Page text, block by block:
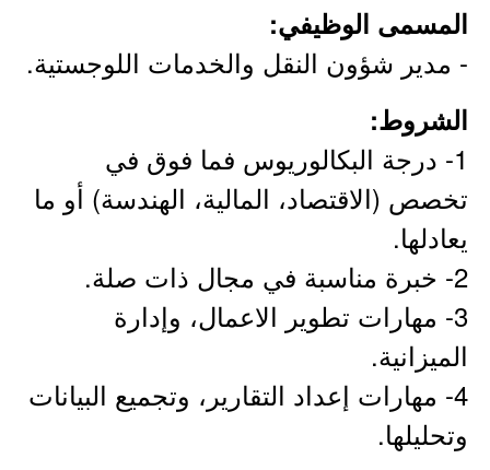
المسمى الوظيفي:
- مدير شؤون النقل والخدمات اللوجستية.
الشروط:
1- درجة البكالوريوس فما فوق في
تخصص (الاقتصاد، المالية، الهندسة) أو ما
يعادلها.
2- خبرة مناسبة في مجال ذات صلة.
3- مهارات تطوير الاعمال، وإدارة
الميزانية.
4- مهارات إعداد التقارير، وتجميع البيانات
وتحليلها.